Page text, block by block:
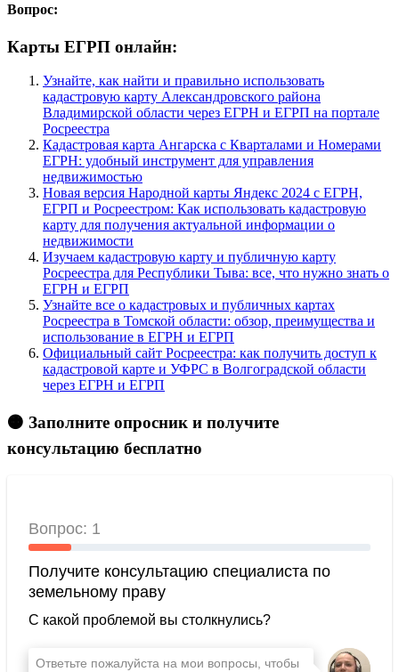
Вопрос:
Карты ЕГРП онлайн:
Узнайте, как найти и правильно использовать
кадастровую карту Александровского района
Владимирской области через ЕГРН и ЕГРП на портале
Росреестра
Кадастровая карта Ангарска с Кварталами и Номерами
ЕГРН: удобный инструмент для управления
недвижимостью
Новая версия Народной карты Яндекс 2024 c ЕГРН,
ЕГРП и Росреестром: Как использовать кадастровую
карту для получения актуальной информации о
недвижимости
Изучаем кадастровую карту и публичную карту
Росреестра для Республики Тыва: все, что нужно знать о
ЕГРН и ЕГРП
Узнайте все о кадастровых и публичных картах
Росреестра в Томской области: обзор, преимущества и
использование в ЕГРН и ЕГРП
Официальный сайт Росреестра: как получить доступ к
кадастровой карте и УФРС в Волгоградской области
через ЕГРН и ЕГРП
🟠 Заполните опросник и получите
консультацию бесплатно